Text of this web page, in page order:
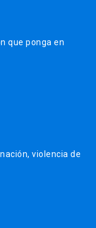
que ponga en
violencia de